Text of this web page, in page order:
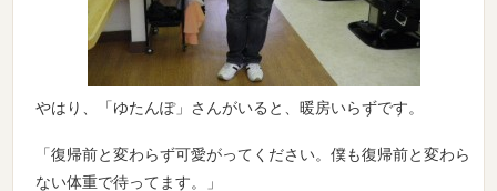
やはり、「ゆたんぽ」さんがいると、暖房いらずです。
「復帰前と変わらず可愛がってください。僕も復帰前と変わら
ない体重で待ってます。」